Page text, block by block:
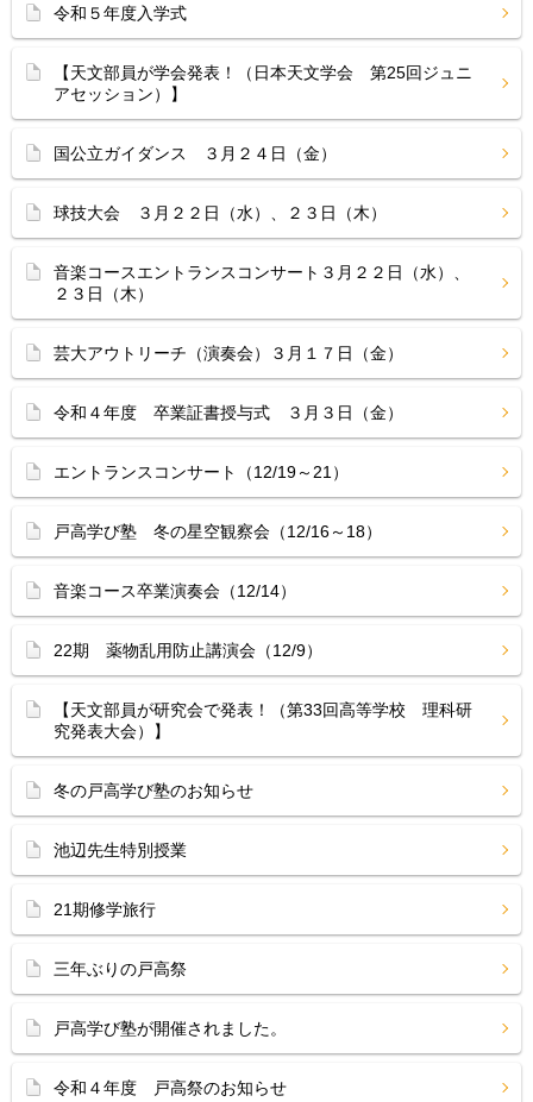
令和５年度入学式
【天文部員が学会発表！（日本天文学会 第25回ジュニ
アセッション）】
国公立ガイダンス ３月２４日（金）
球技大会 ３月２２日（水）、２３日（木）
音楽コースエントランスコンサート３月２２日（水）、
２３日（木）
芸大アウトリーチ（演奏会）３月１７日（金）
令和４年度 卒業証書授与式 ３月３日（金）
エントランスコンサート（12/19～21）
戸高学び塾 冬の星空観察会（12/16～18）
音楽コース卒業演奏会（12/14）
22期 薬物乱用防止講演会（12/9）
【天文部員が研究会で発表！（第33回高等学校 理科研
究発表大会）】
冬の戸高学び塾のお知らせ
池辺先生特別授業
21期修学旅行
三年ぶりの戸高祭
戸高学び塾が開催されました。
令和４年度 戸高祭のお知らせ